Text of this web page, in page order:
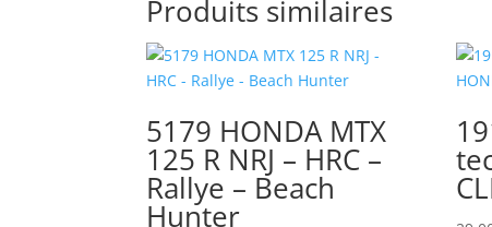
Produits similaires
5179 HONDA MTX
125 R NRJ – HRC –
Rallye – Beach
Hunter